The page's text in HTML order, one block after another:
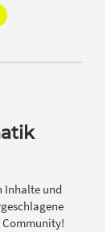
Inhalte und
Community!